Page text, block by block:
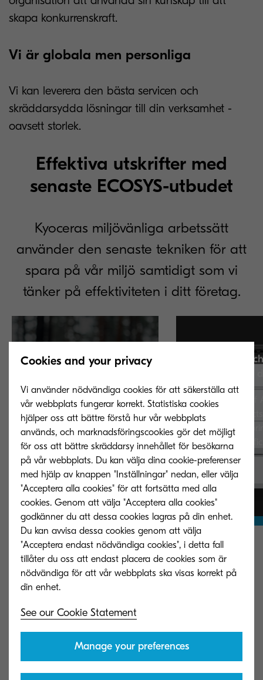
skapa konkurrenskraft.
Vi är globala men personliga
Vi kan leverera den bästa servicen och
skräddarsydda lösningar till din verksamhet -
oavsett storlek.
Effektiva utskrifter med
senaste ECOSYS-utbudet
Kyoceras miljövänliga arbetssätt
använder den senaste tekniken för att
spara på vår miljö samtidigt som vi
tänker på effektiviteten i ditt företag.
efficiency
range provides a
to sustainability in
focusing on
through it's
Kyocera launches
A new range of A4
ECOSYS products is
help manage print output
securely and efficiently than
before.
Cookies and your privacy
Vi använder nödvändiga cookies för att säkerställa att
vår webbplats fungerar korrekt. Statistiska cookies
hjälper oss att bättre förstå hur vår webbplats
används, och marknadsföringscookies gör det möjligt
för oss att bättre skräddarsy innehållet för besökarna
på vår webbplats. Du kan välja dina cookie-preferenser
med hjälp av knappen "Inställningar" nedan, eller välja
"Acceptera alla cookies" för att fortsätta med alla
cookies. Genom att välja "Acceptera alla cookies"
godkänner du att dessa cookies lagras på din enhet.
Du kan avvisa dessa cookies genom att välja
"Acceptera endast nödvändiga cookies", i detta fall
tillåter du oss att endast placera de cookies som är
nödvändiga för att vår webbplats ska visas korrekt på
See our Cookie Statement
Manage your preferences